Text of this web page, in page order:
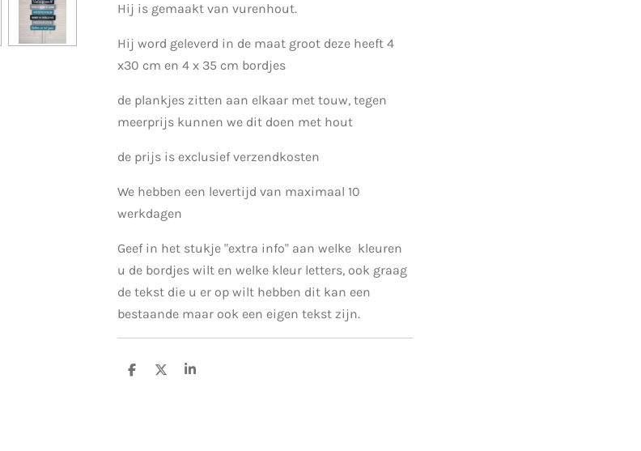
Hij is gemaakt van vurenhout.
Hij word geleverd in de maat groot deze heeft 4
x30 cm en 4 x 35 cm bordjes
de plankjes zitten aan elkaar met touw, tegen
meerprijs kunnen we dit doen met hout
de prijs is exclusief verzendkosten
We hebben een levertijd van maximaal 10
werkdagen
Geef in het stukje "extra info" aan welke kleuren
u de bordjes wilt en welke kleur letters, ook graag
de tekst die u er op wilt hebben dit kan een
bestaande maar ook een eigen tekst zijn.
D
D
S